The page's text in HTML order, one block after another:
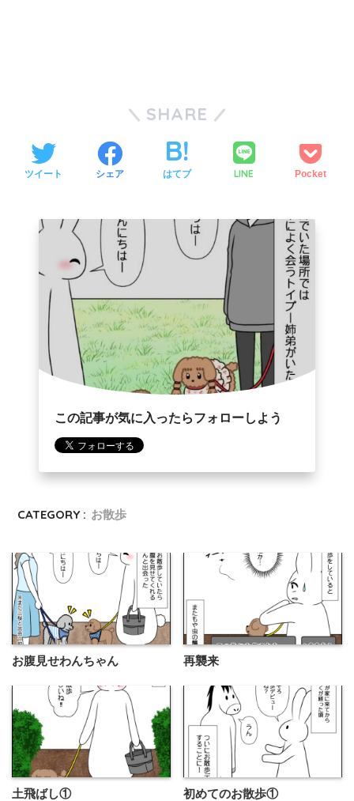
SHARE
ツイート シェア はてブ LINE Pocket
この記事が気に入ったらフォローしよう
CATEGORY : お散歩
お腹見せわんちゃん 再襲来
土飛ばし① 初めてのお散歩①